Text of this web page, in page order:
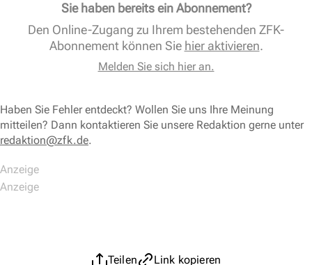
Sie haben bereits ein Abonnement?
Den Online-Zugang zu Ihrem bestehenden ZFK-
Abonnement können Sie hier aktivieren.
Melden Sie sich hier an.
Haben Sie Fehler entdeckt? Wollen Sie uns Ihre Meinung
mitteilen? Dann kontaktieren Sie unsere Redaktion gerne unter
redaktion@zfk.de.
Teilen
Link kopieren